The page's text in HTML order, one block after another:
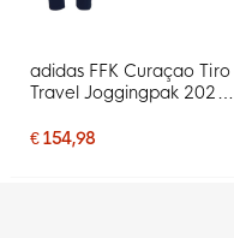
adidas FFK Curaçao Tiro
Travel Joggingpak 2026-
€ 154,98